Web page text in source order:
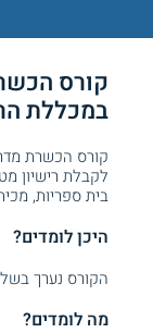
קורס
במכללת
קורס הכשרת
לקבלת רישיון
בית ספריות,
היכן לומדים?
הקורס נערך
מה לומדים?